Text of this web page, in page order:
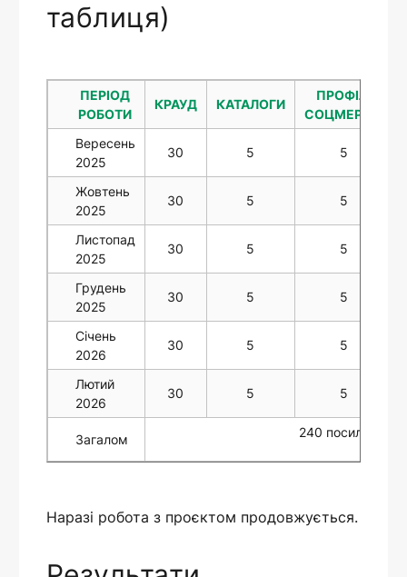
таблиця)
ПЕРІОД
РОБОТИ
КРАУД КАТАЛОГИ
ПРОФІЛІ
СОЦМЕРЕЖ
Вересень
2025
30 5 5
Жовтень
2025
30 5 5
Листопад
2025
30 5 5
Грудень
2025
30 5 5
Січень
2026
30 5 5
Лютий
2026
30 5 5
Загалом 240 посилань
Наразі робота з проєктом продовжується.